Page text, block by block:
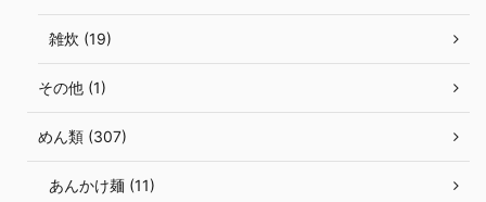
雑炊 (19)
その他 (1)
めん類 (307)
あんかけ麺 (11)